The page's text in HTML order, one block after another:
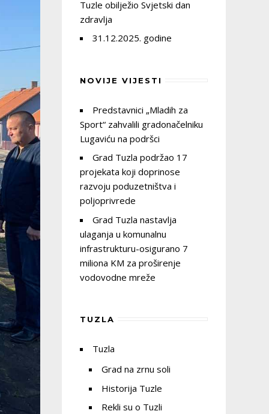
Tuzle obilježio Svjetski dan
zdravlja
31.12.2025. godine
NOVIJE VIJESTI
Predstavnici „Mladih za
Sport“ zahvalili gradonačelniku
Lugaviću na podršci
Grad Tuzla podržao 17
projekata koji doprinose
razvoju poduzetništva i
poljoprivrede
Grad Tuzla nastavlja
ulaganja u komunalnu
infrastrukturu-osigurano 7
miliona KM za proširenje
vodovodne mreže
TUZLA
Tuzla
Grad na zrnu soli
Historija Tuzle
Rekli su o Tuzli